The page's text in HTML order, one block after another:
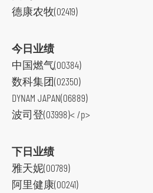
德康农牧(02419)
今日业绩
中国燃气(00384)
数科集团(02350)
DYNAM JAPAN(06889)
波司登(03998)< /p>
下日业绩
雅天妮(00789)
阿里健康(00241)